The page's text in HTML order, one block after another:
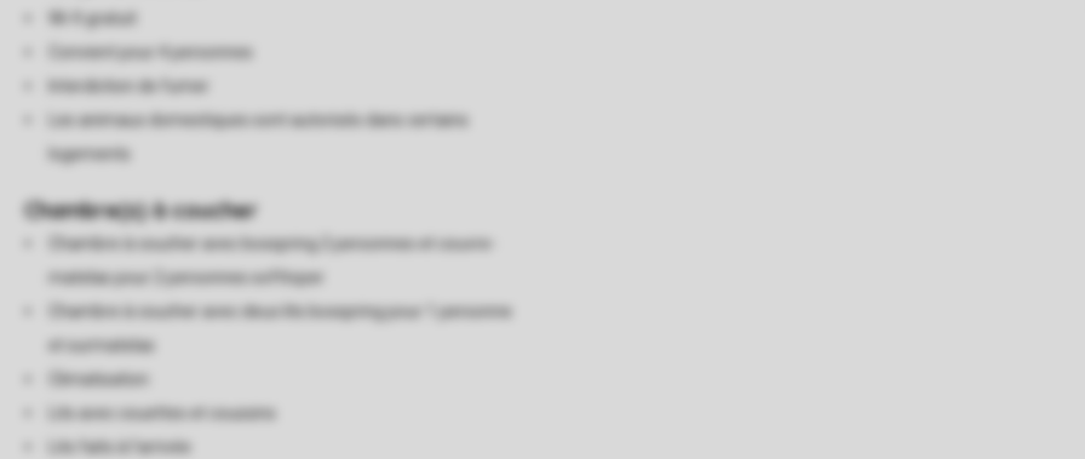
Wi-fi gratuit
Convient pour 4 personnes
Interdiction de fumer
Les animaux domestiques sont autorisés dans certains
logements
Chambre(s) à coucher
Chambre à coucher avec boxspring 2 personnes et couvre-
matelas pour 2 personnes softtoper
Chambre à coucher avec deux lits boxspring pour 1 personne
et surmatelas
Climatisation
Lits avec couettes et coussins
Lits faits à l'arrivée